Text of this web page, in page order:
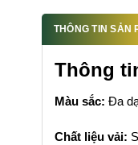
THÔNG TIN SẢN
Thông
Màu sắc: Đa
Chất liệu vải: